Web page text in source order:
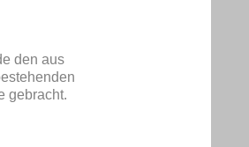
den aus
gebracht.